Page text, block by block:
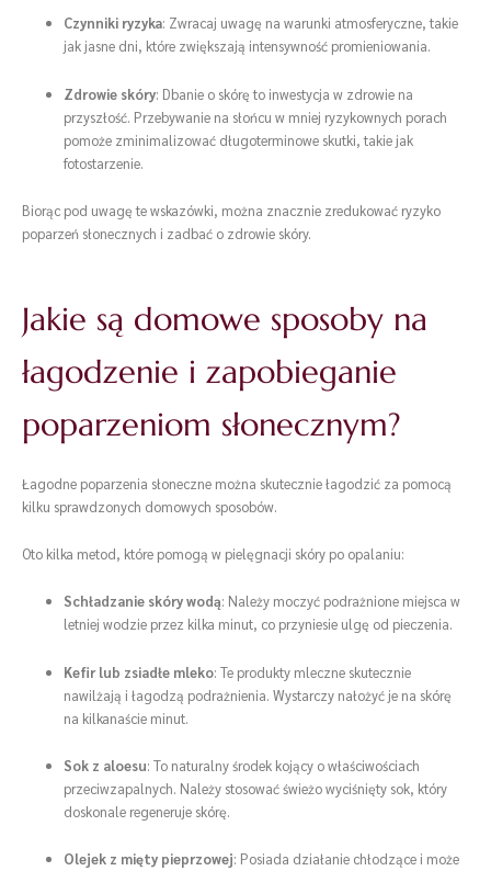
Czynniki ryzyka: Zwracaj uwagę na warunki atmosferyczne, takie
jak jasne dni, które zwiększają intensywność promieniowania.
Zdrowie skóry: Dbanie o skórę to inwestycja w zdrowie na
przyszłość. Przebywanie na słońcu w mniej ryzykownych porach
pomoże zminimalizować długoterminowe skutki, takie jak
fotostarzenie.
Biorąc pod uwagę te wskazówki, można znacznie zredukować ryzyko
poparzeń słonecznych i zadbać o zdrowie skóry.
Jakie są domowe sposoby na
łagodzenie i zapobieganie
poparzeniom słonecznym?
Łagodne poparzenia słoneczne można skutecznie łagodzić za pomocą
kilku sprawdzonych domowych sposobów.
Oto kilka metod, które pomogą w pielęgnacji skóry po opalaniu:
Schładzanie skóry wodą: Należy moczyć podrażnione miejsca w
letniej wodzie przez kilka minut, co przyniesie ulgę od pieczenia.
Kefir lub zsiadłe mleko: Te produkty mleczne skutecznie
nawilżają i łagodzą podrażnienia. Wystarczy nałożyć je na skórę
na kilkanaście minut.
Sok z aloesu: To naturalny środek kojący o właściwościach
przeciwzapalnych. Należy stosować świeżo wyciśnięty sok, który
doskonale regeneruje skórę.
Olejek z mięty pieprzowej: Posiada działanie chłodzące i może